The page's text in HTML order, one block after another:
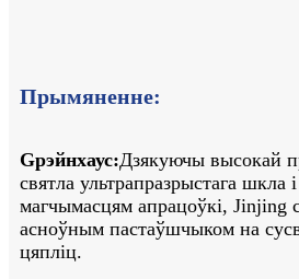
Прымяненне:
Gрэйнхаус:Дзякуючы высокай
святла ультрапразрыстага шкла
магчымасцям апрацоўкі, Jinjing
асноўным пастаўшчыком на
цяпліц.